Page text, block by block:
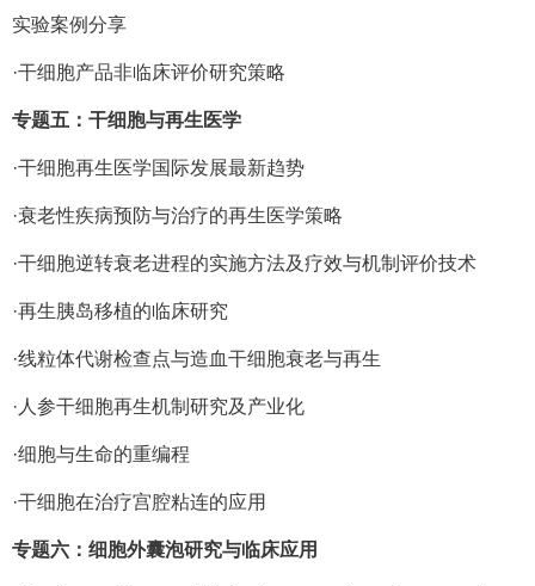
实验案例分享
·干细胞产品非临床评价研究策略
专题五：干细胞与再生医学
·干细胞再生医学国际发展最新趋势
·衰老性疾病预防与治疗的再生医学策略
·干细胞逆转衰老进程的实施方法及疗效与机制评价技术
·再生胰岛移植的临床研究
·线粒体代谢检查点与造血干细胞衰老与再生
·人参干细胞再生机制研究及产业化
·细胞与生命的重编程
·干细胞在治疗宫腔粘连的应用
专题六：细胞外囊泡研究与临床应用